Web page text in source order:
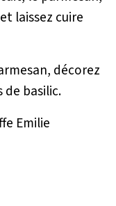
laissez cuire
décorez
de basilic.
Emilie